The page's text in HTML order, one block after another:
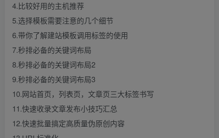
4.比较好用的主机推荐
5.选择模板需要注意的几个细节
6.带你了解建站模板调用标签的使用
7.秒排必备的关键词布局
8.秒排必备的关键词布局2
9.秒排必备的关键词布局3
10.网站首页，列表页，文章页三大标签书写
11.快速收录文章发布小技巧汇总
12.快速批量搞定高质量伪原创内容